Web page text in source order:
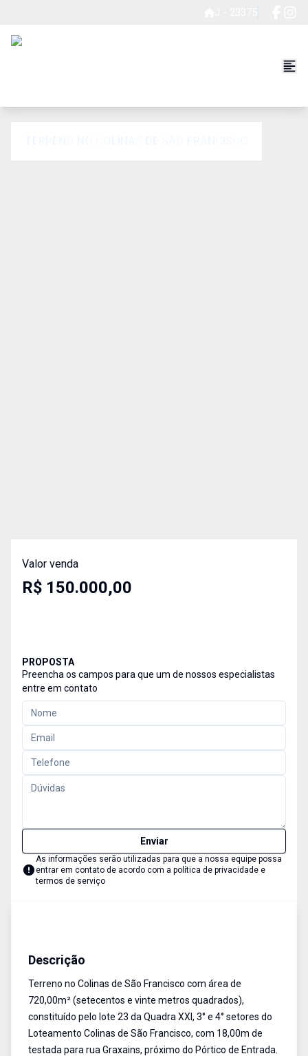
Valor venda
R$ 150.000,00
PROPOSTA
Preencha os campos para que um de nossos especialistas
entre em contato
Enviar
As informações serão utilizadas para que a nossa equipe possa
entrar em contato de acordo com a política de privacidade e
termos de serviço
Descrição
Terreno no Colinas de São Francisco com área de
720,00m² (setecentos e vinte metros quadrados),
constituído pelo lote 23 da Quadra XXI, 3° e 4° setores do
Loteamento Colinas de São Francisco, com 18,00m de
testada para rua Graxains, próximo do Pórtico de Entrada.